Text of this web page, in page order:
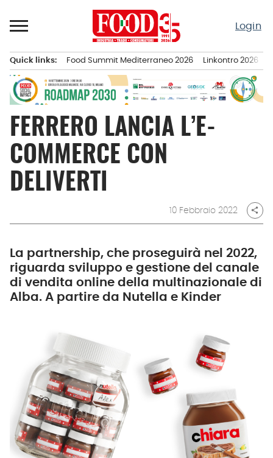
al
Login
principale
Quick links: Food Summit Mediterraneo 2026 Linkontro 2026
FERRERO LANCIA L’E-
COMMERCE CON
DELIVERTI
10 Febbraio 2022 share
La partnership, che proseguirà nel 2022,
riguarda sviluppo e gestione del canale
di vendita online della multinazionale di
Alba. A partire da Nutella e Kinder